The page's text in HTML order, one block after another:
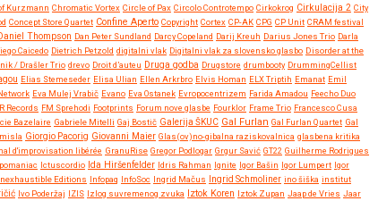
Kurzmann Chromatic Vortex Circle of Pax Circolo Controtempo Cirkokrog Cirkulacija 2 City
Concept Store Quartet Confine Aperto Copyright Cortex CP-AK CPG CP Unit CRAM festival
Daniel Thompson Dan Peter Sundland Darcy Copeland Darij Kreuh Darius Jones Trio Darla
Caicedo Dietrich Petzold digitalni vlak Digitalni vlak za slovensko glasbo Disorder at the
/ Drašler Trio drevo Droit d’auteu Druga godba Drugstore drumbooty DrummingCellist
Elias Stemeseder Elisa Ulian Ellen Arkrbro Elvis Homan ELX Triptih Emanat Emil
Eva Mulej Vrabič Evano Eva Ostanek Evropocentrizem Farida Amadou Feecho Duo
Records FM Sprehodi Footprints Forum nove glasbe Fourklor Frame Trio Francesco Cusa
Bazelaire Gabriele Mitelli Gaj Bostič Galerija ŠKUC Gal Furlan Gal Furlan Quartet Gal
Giorgio Pacorig Giovanni Maier Glas(ov)no-gibalna raziskovalnica glasbena kritika
d'improvisation libérée GranuRise Gregor Podlogar Grgur Savić GT22 Guilherme Rodrigues
Ictuscordio Ida Hiršenfelder Idris Rahman Ignite Igor Bašin Igor Lumpert Igor
Inexhaustible Editions Infopaq InfoSoc Ingrid Mačus Ingrid Schmoliner ino šiška institut
Ivo Poderžaj IZIS Izlog suvremenog zvuka Iztok Koren Iztok Zupan Jaap de Vries Jaar